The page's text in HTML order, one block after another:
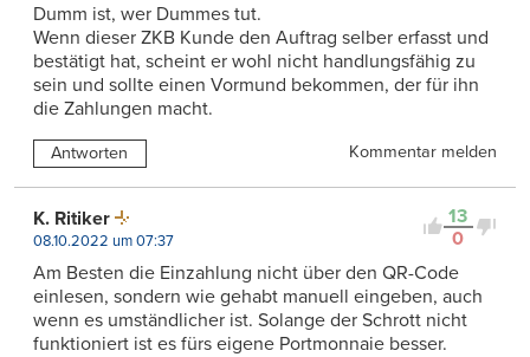
Dumm ist, wer Dummes tut.
Wenn dieser ZKB Kunde den Auftrag selber erfasst und
bestätigt hat, scheint er wohl nicht handlungsfähig zu
sein und sollte einen Vormund bekommen, der für ihn
die Zahlungen macht.
Antworten Kommentar melden
13
0
K. Ritiker
08.10.2022 um 07:37
Am Besten die Einzahlung nicht über den QR-Code
einlesen, sondern wie gehabt manuell eingeben, auch
wenn es umständlicher ist. Solange der Schrott nicht
funktioniert ist es fürs eigene Portmonnaie besser.